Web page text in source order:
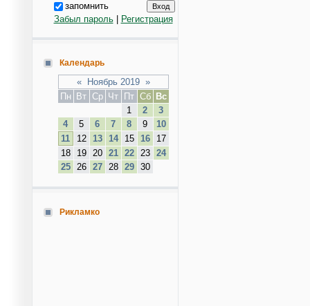
запомнить
Забыл пароль| Регистрация
Календарь
« Ноябрь 2019 »
Пн
Вт Ср Чт Пт Сб
Вс
1
2
3
4
5 6 7 8 9
10
11
12 13 14 15 16
17
18
19 20 21 22 23
24
25
26 27 28 29 30
Рикламко